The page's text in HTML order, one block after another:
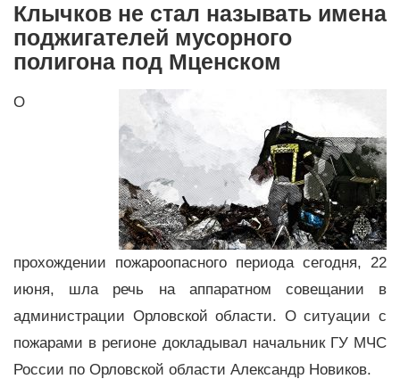
Клычков не стал называть имена
поджигателей мусорного
полигона под Мценском
О
прохождении пожароопасного периода сегодня, 22
июня, шла речь на аппаратном совещании в
администрации Орловской области. О ситуации с
пожарами в регионе докладывал начальник ГУ МЧС
России по Орловской области Александр Новиков.